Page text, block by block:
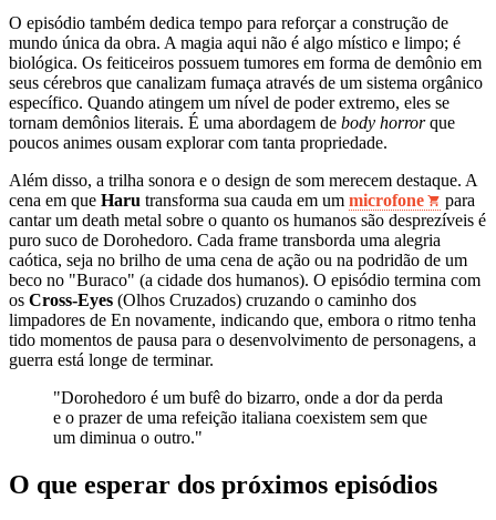
O episódio também dedica tempo para reforçar a construção de
mundo única da obra. A magia aqui não é algo místico e limpo; é
biológica. Os feiticeiros possuem tumores em forma de demônio em
seus cérebros que canalizam fumaça através de um sistema orgânico
específico. Quando atingem um nível de poder extremo, eles se
tornam demônios literais. É uma abordagem de body horrorque
poucos animes ousam explorar com tanta propriedade.
Além disso, a trilha sonora e o design de som merecem destaque. A
cena em que Haru transforma sua cauda em um microfone
para
cantar um death metal sobre o quanto os humanos são desprezíveis é
puro suco de Dorohedoro. Cada frame transborda uma alegria
caótica, seja no brilho de uma cena de ação ou na podridão de um
beco no "Buraco" (a cidade dos humanos). O episódio termina com
os Cross-Eyes (Olhos Cruzados) cruzando o caminho dos
limpadores de En novamente, indicando que, embora o ritmo tenha
tido momentos de pausa para o desenvolvimento de personagens, a
guerra está longe de terminar.
"Dorohedoro é um bufê do bizarro, onde a dor da perda
e o prazer de uma refeição italiana coexistem sem que
um diminua o outro."
O que esperar dos próximos episódios